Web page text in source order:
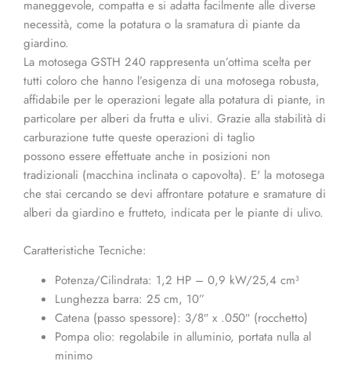
maneggevole, compatta e si adatta facilmente alle diverse
necessità, come la potatura o la sramatura di piante da
giardino.
La motosega GSTH 240 rappresenta un’ottima scelta per
tutti coloro che hanno l’esigenza di una motosega robusta,
affidabile per le operazioni legate alla potatura di piante, in
particolare per alberi da frutta e ulivi. Grazie alla stabilità di
carburazione tutte queste operazioni di taglio
possono essere effettuate anche in posizioni non
tradizionali (macchina inclinata o capovolta). E' la motosega
che stai cercando se devi affrontare potature e sramature di
alberi da giardino e frutteto, indicata per le piante di ulivo.
Caratteristiche Tecniche:
Potenza/Cilindrata: 1,2 HP – 0,9 kW/25,4 cm³
Lunghezza barra: 25 cm, 10”
Catena (passo spessore): 3/8″ x .050″ (rocchetto)
Pompa olio: regolabile in alluminio, portata nulla al
minimo